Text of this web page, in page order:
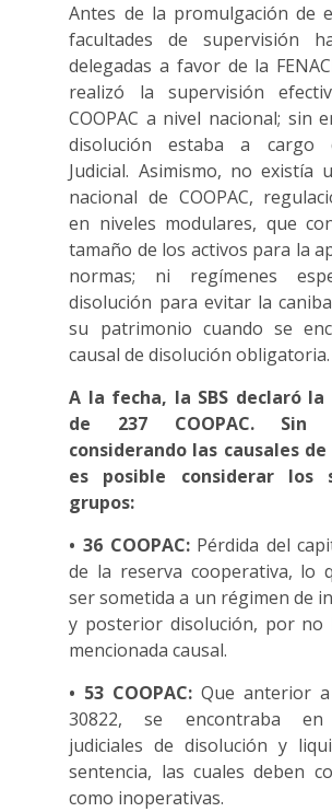
Antes de la promulgación de
facultades de supervisión
delegadas a favor de la
realizó la supervisión
COOPAC a nivel nacional; sin
disolución estaba a cargo
Judicial. Asimismo, no existía
nacional de COOPAC,
en niveles modulares, que
tamaño de los activos para la
normas; ni regímenes
disolución para evitar la
su patrimonio cuando se
causal de disolución obligatoria.
A la fecha, la SBS declaró la
de 237 COOPAC. Sin
considerando las causales
es posible considerar los
grupos:
• 36 COOPAC:Pérdida del
de la reserva cooperativa, lo
ser sometida a un régimen de
y posterior disolución, por no
mencionada causal.
• 53 COOPAC: Que anterior
30822, se encontraba en
judiciales de disolución y
sentencia, las cuales deben
como inoperativas.